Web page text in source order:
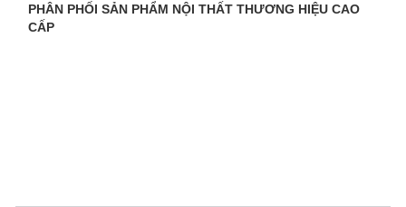
PHÂN PHỐI SẢN PHẨM NỘI THẤT THƯƠNG HIỆU CAO
CẤP